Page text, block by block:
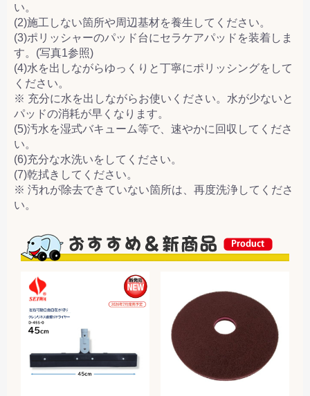
い。
(2)施工しない箇所や周辺基材を養生してください。
(3)ポリッシャーのパッド台にセラケアパッドを装着しま
す。(写真1参照)
(4)水を出しながらゆっくりと丁寧にポリッシングをして
ください。
※ 充分に水を出しながらお使いください。水が少ないと
パッドの消耗が早くなります。
(5)汚水を湿式バキューム等で、速やかに回収してくださ
い。
(6)充分な水洗いをしてください。
(7)乾拭きしてください。
※ 汚れが除去できていない箇所は、再度洗浄してくださ
い。